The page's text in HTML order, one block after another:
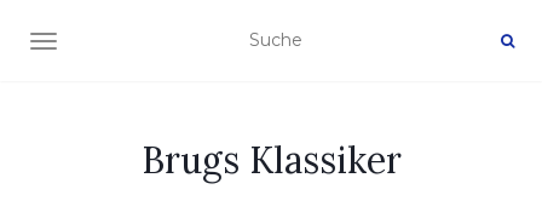
NAVIGATION EIN-/AUSSCHALTEN
Brugs Klassiker